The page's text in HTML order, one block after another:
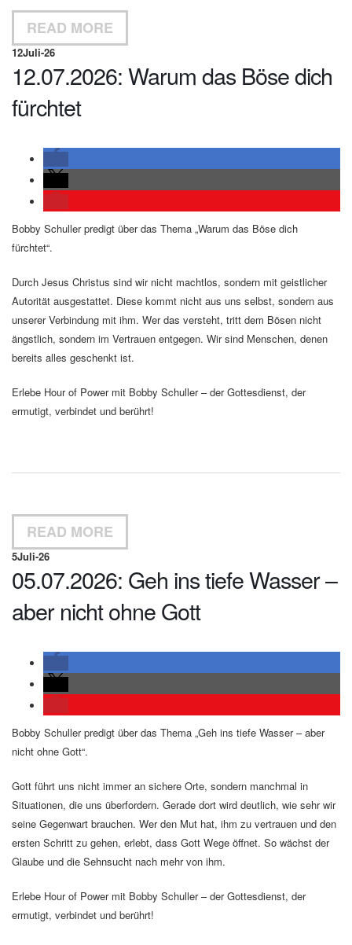
READ MORE
12Juli-26
12.07.2026: Warum das Böse dich
fürchtet
Bobby Schuller predigt über das Thema „Warum das Böse dich
fürchtet“.
Durch Jesus Christus sind wir nicht machtlos, sondern mit geistlicher
Autorität ausgestattet. Diese kommt nicht aus uns selbst, sondern aus
unserer Verbindung mit ihm. Wer das versteht, tritt dem Bösen nicht
ängstlich, sondern im Vertrauen entgegen. Wir sind Menschen, denen
bereits alles geschenkt ist.
Erlebe Hour of Power mit Bobby Schuller – der Gottesdienst, der
ermutigt, verbindet und berührt!
READ MORE
5Juli-26
05.07.2026: Geh ins tiefe Wasser –
aber nicht ohne Gott
Bobby Schuller predigt über das Thema „Geh ins tiefe Wasser – aber
nicht ohne Gott“.
Gott führt uns nicht immer an sichere Orte, sondern manchmal in
Situationen, die uns überfordern. Gerade dort wird deutlich, wie sehr wir
seine Gegenwart brauchen. Wer den Mut hat, ihm zu vertrauen und den
ersten Schritt zu gehen, erlebt, dass Gott Wege öffnet. So wächst der
Glaube und die Sehnsucht nach mehr von ihm.
Erlebe Hour of Power mit Bobby Schuller – der Gottesdienst, der
ermutigt, verbindet und berührt!